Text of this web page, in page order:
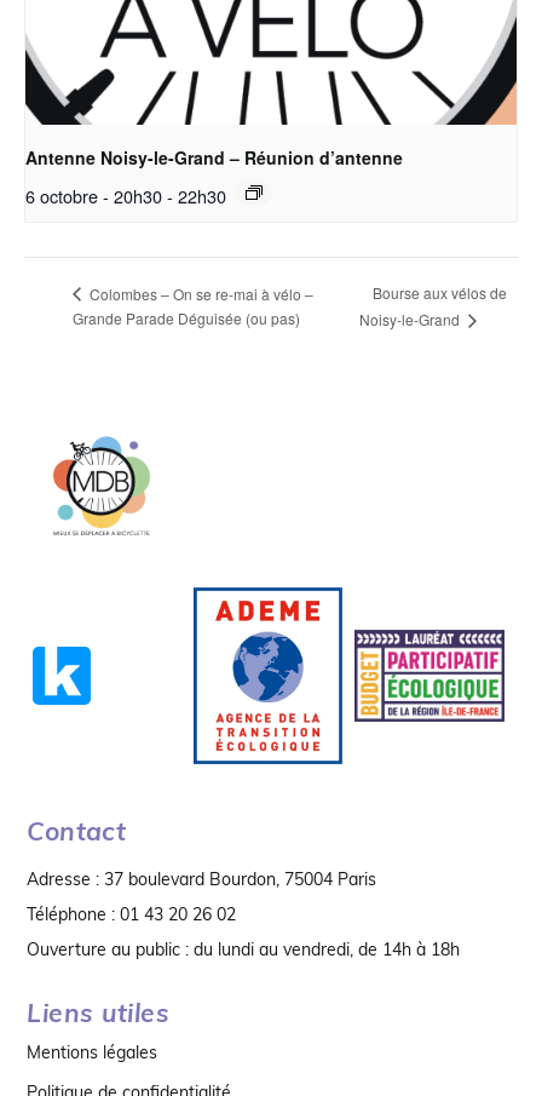
Antenne Noisy-le-Grand – Réunion d’antenne
6 octobre - 20h30- 22h30
Colombes – On se re-mai à vélo –
Grande Parade Déguisée (ou pas)
Bourse aux vélos de
Noisy-le-Grand
Contact
Adresse : 37 boulevard Bourdon, 75004 Paris
Téléphone : 01 43 20 26 02
Ouverture au public : du lundi au vendredi, de 14h à 18h
Liens utiles
Mentions légales